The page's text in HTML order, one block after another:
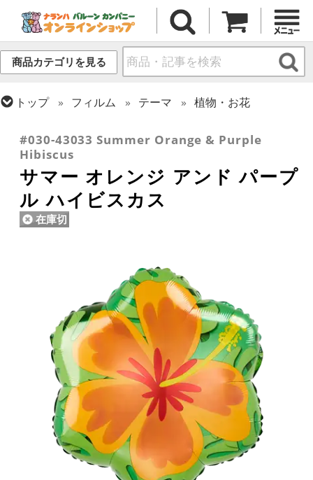
商品カテゴリを見る
トップ フィルム テーマ
植物・お花
#030-43033 Summer Orange & Purple
Hibiscus
サマー オレンジ アンド パープ
ル ハイビスカス
在庫切